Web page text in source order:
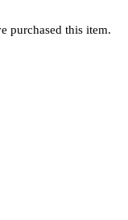
purchased this item.